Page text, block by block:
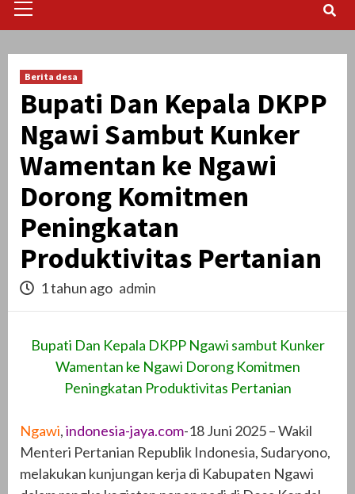
Menu
Berita desa
Bupati Dan Kepala DKPP
Ngawi Sambut Kunker
Wamentan ke Ngawi
Dorong Komitmen
Peningkatan
Produktivitas Pertanian
1 tahun ago admin
Bupati Dan Kepala DKPP Ngawi sambut Kunker
Wamentan ke Ngawi Dorong Komitmen
Peningkatan Produktivitas Pertanian
Ngawi,indonesia-jaya.com-18 Juni 2025 – Wakil
Menteri Pertanian Republik Indonesia, Sudaryono,
melakukan kunjungan kerja di Kabupaten Ngawi